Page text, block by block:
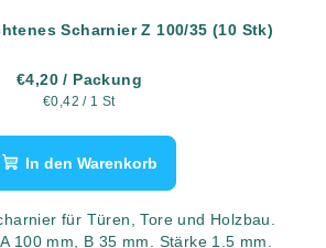
Scharnier Z 100/35 (10 Stk)
€4,20/ Packung
Verkaufspreis:
€0,42 / 1 St
In den Warenkorb
für Türen, Tore und Holzbau.
100 mm, B 35 mm. Stärke 1.5 mm.